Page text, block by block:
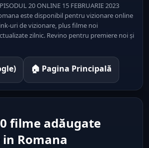
20 ONLINE 15 FEBRUARIE 2023
este disponibil pentru vizionare online
uri de vizionare, plus filme noi
zilnic. Revino pentru premiere noi și
🏠 Pagina Principală
filme adăugate
Romana